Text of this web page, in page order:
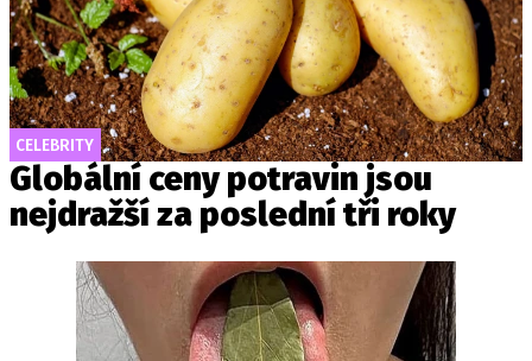
CELEBRITY
Globální ceny potravin jsou
nejdražší za poslední tři roky